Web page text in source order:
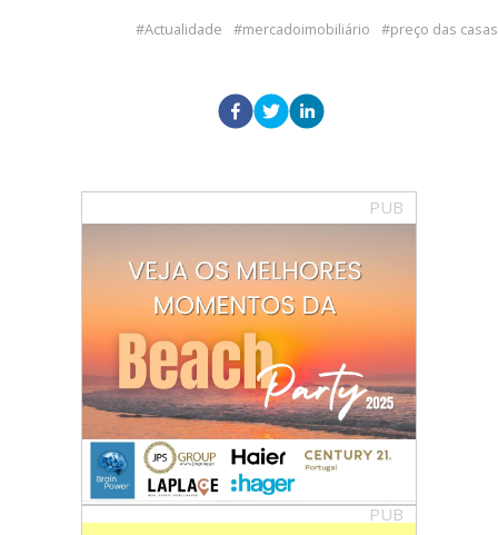
Actualidade mercadoimobiliário preço das casas
PUB
PUB